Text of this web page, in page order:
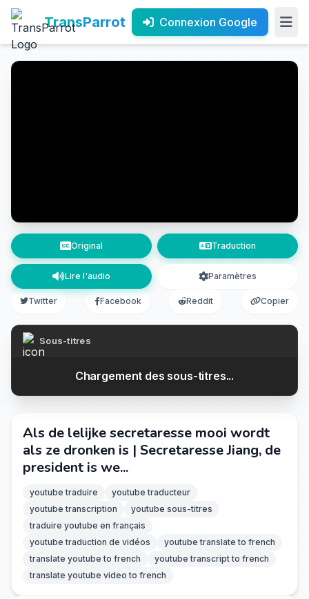
TransParrot Connexion Google
Original Traduction
Lire l'audio Paramètres
Twitter Facebook Reddit Copier
Sous-titres
Chargement des sous-titres...
Als de lelijke secretaresse mooi wordt
als ze dronken is | Secretaresse Jiang, de
president is we...
youtube traduire
youtube traducteur
youtube transcription
youtube sous-titres
traduire youtube en français
youtube traduction de vidéos
youtube translate to french
translate youtube to french
youtube transcript to french
translate youtube video to french